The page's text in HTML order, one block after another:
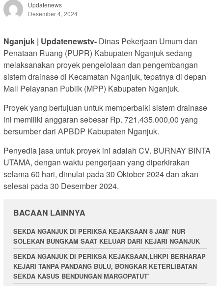
Updatenews
Desember 4, 2024
Nganjuk | Updatenewstv- Dinas Pekerjaan Umum dan
Penataan Ruang (PUPR) Kabupaten Nganjuk sedang
melaksanakan proyek pengelolaan dan pengembangan
sistem drainase di Kecamatan Nganjuk, tepatnya di depan
Mall Pelayanan Publik (MPP) Kabupaten Nganjuk.
Proyek yang bertujuan untuk memperbaiki sistem drainase
ini memiliki anggaran sebesar Rp. 721.435.000,00 yang
bersumber dari APBDP Kabupaten Nganjuk.
Penyedia jasa untuk proyek ini adalah CV. BURNAY BINTA
UTAMA, dengan waktu pengerjaan yang diperkirakan
selama 60 hari, dimulai pada 30 Oktober 2024 dan akan
selesai pada 30 Desember 2024.
BACAAN LAINNYA
SEKDA NGANJUK DI PERIKSA KEJAKSAAN 8 JAM’ NUR
SOLEKAN BUNGKAM SAAT KELUAR DARI KEJARI NGANJUK
SEKDA NGANJUK DI PERIKSA KEJAKSAAN,LHKPI BERHARAP
KEJARI TANPA PANDANG BULU, BONGKAR KETERLIBATAN
SEKDA KASUS BENDUNGAN MARGOPATUT’